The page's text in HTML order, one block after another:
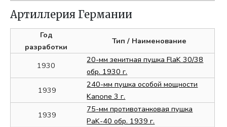
Артиллерия Германии
Год
разработки
Тип / Наименование
1930
20-мм зенитная пушка FlaK 30/38
обр. 1930 г.
1939
240-мм пушка особой мощности
Kanone 3 г.
1939
75-мм противотанковая пушка
PaK-40 обр. 1939 г.